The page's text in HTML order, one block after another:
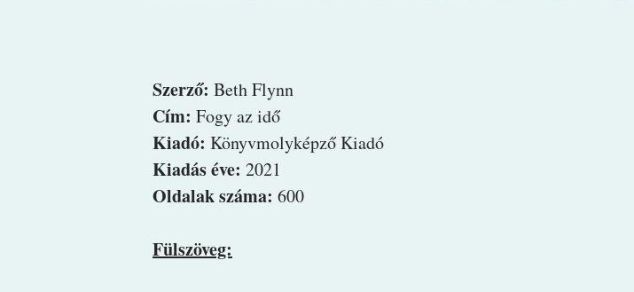
Szerző: Beth Flynn
Cím: Fogy az idő
Kiadó: Könyvmolyképző Kiadó
Kiadás éve: 2021
Oldalak száma: 600
Fülszöveg: